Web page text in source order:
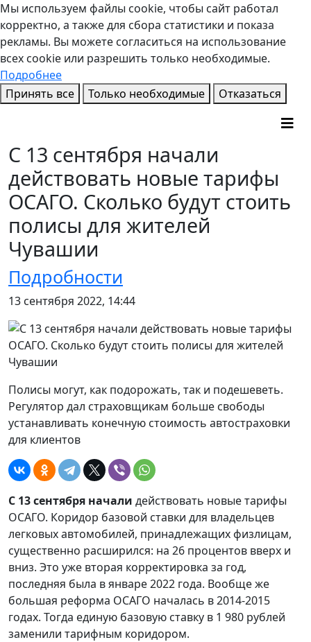
Мы используем файлы cookie, чтобы сайт работал
корректно, а также для сбора статистики и показа
рекламы. Вы можете согласиться на использование
всех cookie или разрешить только необходимые.
Подробнее
Принять все
Только необходимые Отказаться
С 13 сентября начали
действовать новые тарифы
ОСАГО. Сколько будут стоить
полисы для жителей
Чувашии
Подробности
13 сентября 2022, 14:44
Полисы могут, как подорожать, так и подешеветь.
Регулятор дал страховщикам больше свободы
устанавливать конечную стоимость автостраховки
для клиентов
С 13 сентября начали действовать новые тарифы
ОСАГО. Коридор базовой ставки для владельцев
легковых автомобилей, принадлежащих физлицам,
существенно расширился: на 26 процентов вверх и
вниз. Это уже вторая корректировка за год,
последняя была в январе 2022 года. Вообще же
большая реформа ОСАГО началась в 2014-2015
годах. Тогда единую базовую ставку в 1 980 рублей
заменили тарифным коридором.